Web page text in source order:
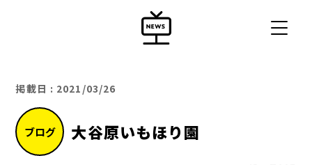
掲載日 : 2021/03/26
ブログ 大谷原いもほり園